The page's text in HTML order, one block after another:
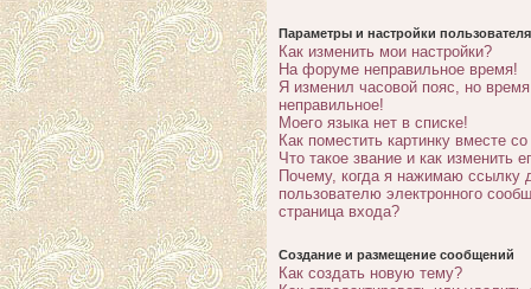
Параметры и настройки пользователя
Как изменить мои настройки?
На форуме неправильное время!
Я изменил часовой пояс, но
неправильное!
Моего языка нет в списке!
Как поместить картинку вместе
Что такое звание и как изменить
Почему, когда я нажимаю ссылку
пользователю электронного
страница входа?
Создание и размещение сообщений
Как создать новую тему?